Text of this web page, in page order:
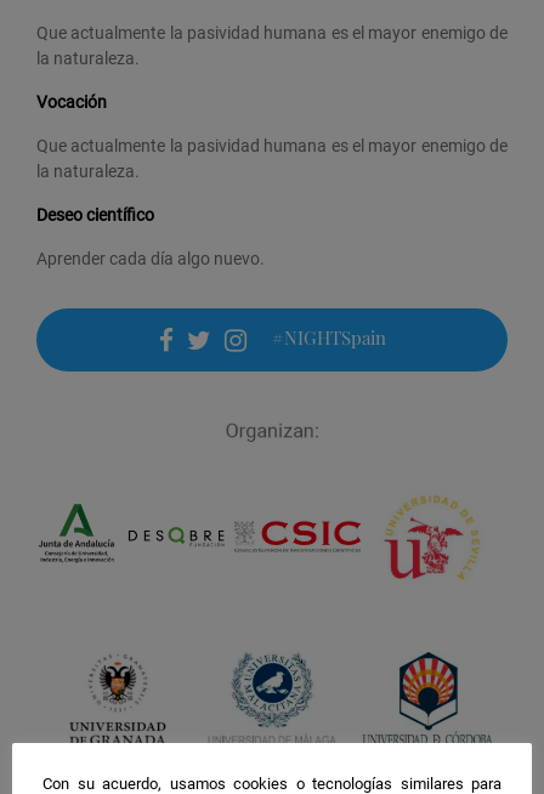
Que actualmente la pasividad humana es el mayor enemigo de
la naturaleza.
Vocación
Que actualmente la pasividad humana es el mayor enemigo de
la naturaleza.
Deseo científico
Aprender cada día algo nuevo.
facebook
twitter
instagram
#NIGHTSpain
Con su acuerdo, usamos cookies o tecnologías similares para